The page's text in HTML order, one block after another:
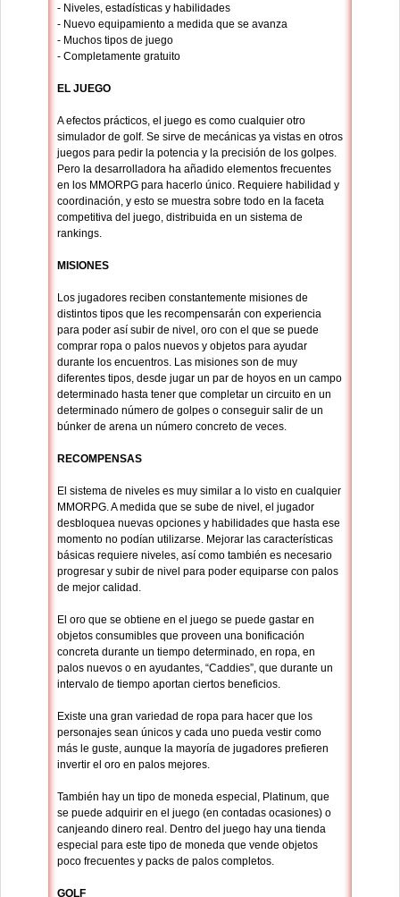
- Niveles, estadísticas y habilidades
- Nuevo equipamiento a medida que se avanza
- Muchos tipos de juego
- Completamente gratuito
EL JUEGO
A efectos prácticos, el juego es como cualquier otro
simulador de golf. Se sirve de mecánicas ya vistas en otros
juegos para pedir la potencia y la precisión de los golpes.
Pero la desarrolladora ha añadido elementos frecuentes
en los MMORPG para hacerlo único. Requiere habilidad y
coordinación, y esto se muestra sobre todo en la faceta
competitiva del juego, distribuida en un sistema de
rankings.
MISIONES
Los jugadores reciben constantemente misiones de
distintos tipos que les recompensarán con experiencia
para poder así subir de nivel, oro con el que se puede
comprar ropa o palos nuevos y objetos para ayudar
durante los encuentros. Las misiones son de muy
diferentes tipos, desde jugar un par de hoyos en un campo
determinado hasta tener que completar un circuito en un
determinado número de golpes o conseguir salir de un
búnker de arena un número concreto de veces.
RECOMPENSAS
El sistema de niveles es muy similar a lo visto en cualquier
MMORPG. A medida que se sube de nivel, el jugador
desbloquea nuevas opciones y habilidades que hasta ese
momento no podían utilizarse. Mejorar las características
básicas requiere niveles, así como también es necesario
progresar y subir de nivel para poder equiparse con palos
de mejor calidad.
El oro que se obtiene en el juego se puede gastar en
objetos consumibles que proveen una bonificación
concreta durante un tiempo determinado, en ropa, en
palos nuevos o en ayudantes, “Caddies”, que durante un
intervalo de tiempo aportan ciertos beneficios.
Existe una gran variedad de ropa para hacer que los
personajes sean únicos y cada uno pueda vestir como
más le guste, aunque la mayoría de jugadores prefieren
invertir el oro en palos mejores.
También hay un tipo de moneda especial, Platinum, que
se puede adquirir en el juego (en contadas ocasiones) o
canjeando dinero real. Dentro del juego hay una tienda
especial para este tipo de moneda que vende objetos
poco frecuentes y packs de palos completos.
GOLF